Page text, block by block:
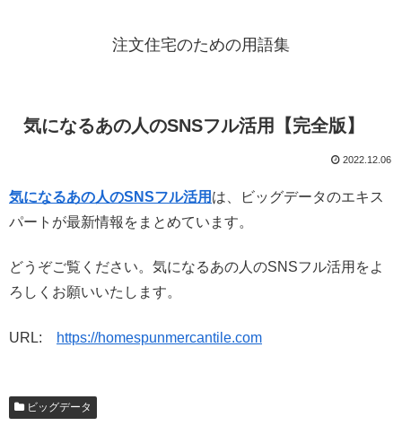
注文住宅のための用語集
気になるあの人のSNSフル活用【完全版】
2022.12.06
気になるあの人のSNSフル活用 は、ビッグデータのエキス
パートが最新情報をまとめています。
どうぞご覧ください。気になるあの人のSNSフル活用をよ
ろしくお願いいたします。
URL: https://homespunmercantile.com
ビッグデータ